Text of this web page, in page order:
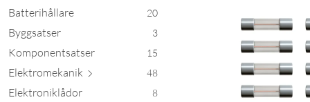
Batterihållare 20
Byggsatser 3
Komponentsatser 15
Elektromekanik 48
Elektroniklådor 8